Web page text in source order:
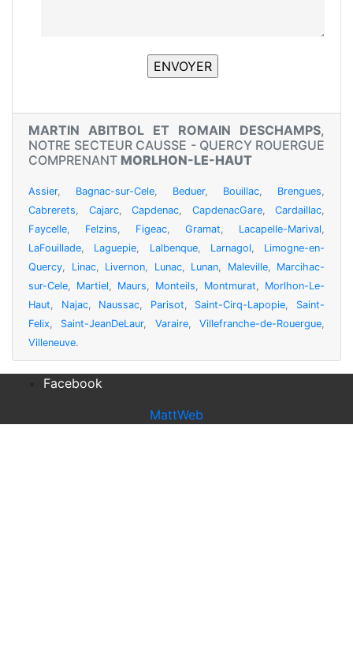
MARTIN ABITBOL ET ROMAIN DESCHAMPS,
NOTRE SECTEUR CAUSSE - QUERCY ROUERGUE
COMPRENANT MORLHON-LE-HAUT
Assier, Bagnac-sur-Cele, Beduer, Bouillac, Brengues,
Cabrerets, Cajarc, Capdenac, CapdenacGare, Cardaillac,
Faycelle, Felzins, Figeac, Gramat, Lacapelle-Marival,
LaFouillade, Laguepie, Lalbenque, Larnagol, Limogne-en-
Quercy, Linac, Livernon, Lunac, Lunan, Maleville, Marcihac-
sur-Cele, Martiel, Maurs, Monteils, Montmurat, Morlhon-Le-
Haut, Najac, Naussac, Parisot, Saint-Cirq-Lapopie, Saint-
Felix, Saint-JeanDeLaur, Varaire,Villefranche-de-Rouergue,
Villeneuve.
Facebook
MattWeb